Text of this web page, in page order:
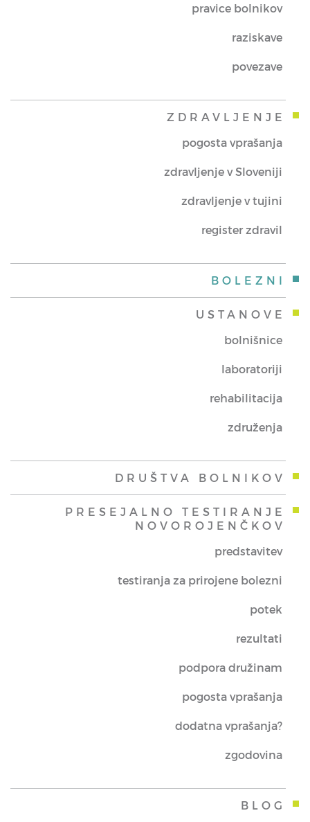
pravice bolnikov
raziskave
povezave
ZDRAVLJENJE
pogosta vprašanja
zdravljenje v Sloveniji
zdravljenje v tujini
register zdravil
BOLEZNI
USTANOVE
bolnišnice
laboratoriji
rehabilitacija
združenja
DRUŠTVA BOLNIKOV
PRESEJALNO TESTIRANJE
NOVOROJENČKOV
predstavitev
testiranja za prirojene bolezni
potek
rezultati
podpora družinam
pogosta vprašanja
dodatna vprašanja?
zgodovina
BLOG